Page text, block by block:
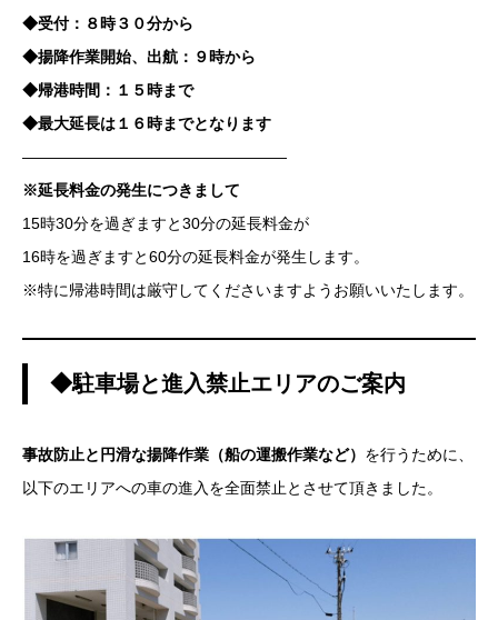
◆受付：８時３０分から
◆揚降作業開始、出航：９時から
◆帰港時間：１５時まで
◆最大延長は１６時までとなります
—————————————————
※延長料金の発生につきまして
15時30分を過ぎますと30分の延長料金が
16時を過ぎますと60分の延長料金が発生します。
※特に帰港時間は厳守してくださいますようお願いいたします。
◆駐車場と進入禁止エリアのご案内
事故防止と円滑な揚降作業（船の運搬作業など） を行うために、
以下のエリアへの車の進入を全面禁止とさせて頂きました。